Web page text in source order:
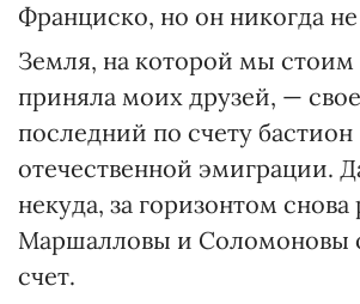
Франциско, но он никогда не
Земля, на которой мы стоим
приняла моих друзей, —
последний по счету бастион
отечественной эмиграции.
некуда, за горизонтом
Маршалловы и Соломоновы
счет.